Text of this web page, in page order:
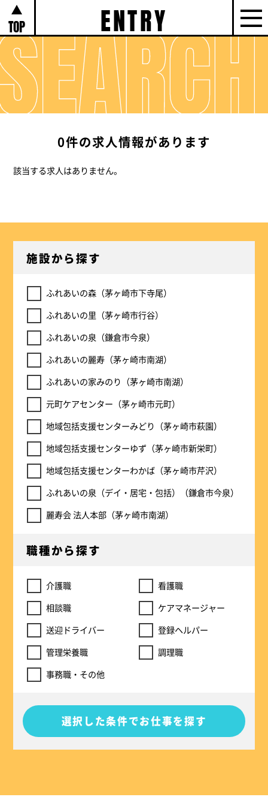
TOP ENTRY
0件の求人情報があります
該当する求人はありません。
施設から探す
ふれあいの森（茅ヶ崎市下寺尾）
ふれあいの里（茅ヶ崎市行谷）
ふれあいの泉（鎌倉市今泉）
ふれあいの麗寿（茅ヶ崎市南湖）
ふれあいの家みのり（茅ヶ崎市南湖）
元町ケアセンター（茅ヶ崎市元町）
地域包括支援センターみどり（茅ヶ崎市萩園）
地域包括支援センターゆず（茅ヶ崎市新栄町）
地域包括支援センターわかば（茅ヶ崎市芹沢）
ふれあいの泉（デイ・居宅・包括）（鎌倉市今泉）
麗寿会 法人本部（茅ヶ崎市南湖）
職種から探す
介護職
看護職
相談職
ケアマネージャー
送迎ドライバー
登録ヘルパー
管理栄養職
調理職
事務職・その他
選択した条件でお仕事を探す